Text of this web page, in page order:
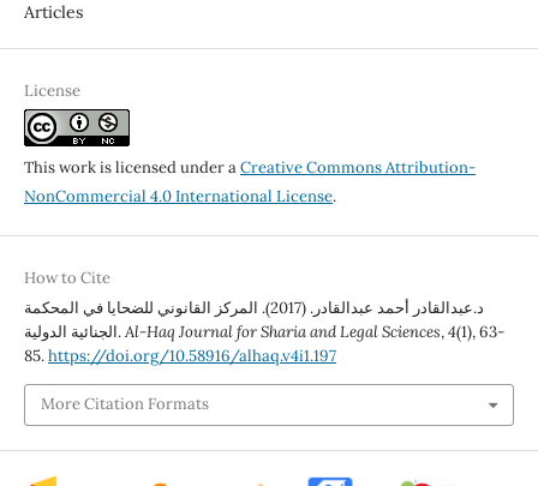
Articles
License
This work is licensed under aCreative Commons Attribution-
NonCommercial 4.0 International License.
How to Cite
د.عبدالقادر أحمد عبدالقادر. (2017). المركز القانوني للضحايا في المحكمة
الجنائية الدولية.Al-Haq Journal for Sharia and Legal Sciences,4(1), 63-
85.https://doi.org/10.58916/alhaq.v4i1.197
More Citation Formats